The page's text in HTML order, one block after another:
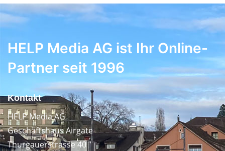
HELP Media AG ist Ihr Online-
Partner seit 1996
Kontakt
HELP Media AG
Geschäftshaus Airgate
Thurgauerstrasse 40